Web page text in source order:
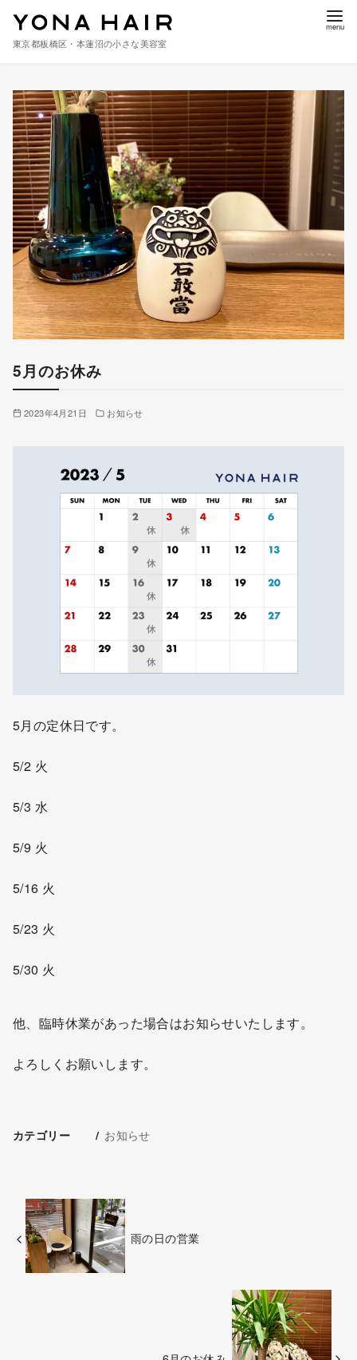
東京都板橋区・本蓮沼の小さな美容室
5月のお休み
2023年4月21日 お知らせ
5月の定休日です。
5/2 火
5/3 水
5/9 火
5/16 火
5/23 火
5/30 火
他、臨時休業があった場合はお知らせいたします。
よろしくお願いします。
カテゴリー お知らせ
雨の日の営業